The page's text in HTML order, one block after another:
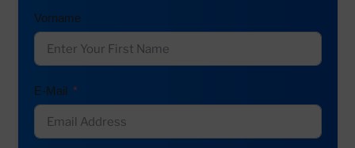
Vorname
E-Mail